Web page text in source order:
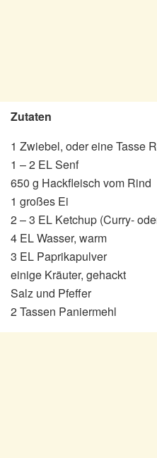
Zutaten
1 Zwiebel, oder eine Tasse
1 – 2 EL Senf
650 g Hackfleisch vom Rind
1 großes Ei
2 – 3 EL Ketchup (Curry-
4 EL Wasser, warm
3 EL Paprikapulver
einige Kräuter, gehackt
Salz und Pfeffer
2 Tassen Paniermehl